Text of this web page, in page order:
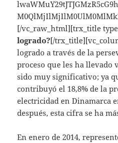
[/vc_raw_html][trx_title
logrado?[/
logrado a través de la
proceso que les ha llevado
sido muy significativo; ya
contribuyó el 18,8% de la
electricidad en Dinamarca
después, esta cifra se ha
En enero de 2014,